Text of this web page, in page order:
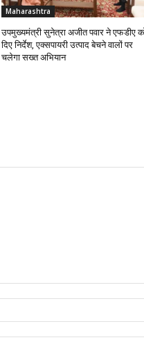
Maharashtra
उपमुख्यमंत्री सुनेत्रा अजीत पवार ने एफडीए
दिए निर्देश, एक्सपायरी उत्पाद बेचने वालों पर
चलेगा सख्त अभियान